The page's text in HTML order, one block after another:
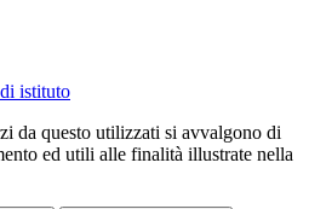
istituto
da questo utilizzati si avvalgono di
ed utili alle finalità illustrate nella